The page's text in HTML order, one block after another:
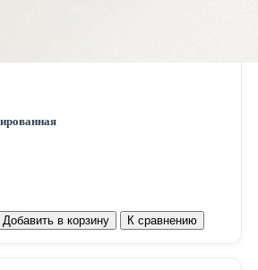
Добавить в корзину К сравнению